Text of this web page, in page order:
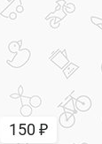
150 ₽
150 ₽